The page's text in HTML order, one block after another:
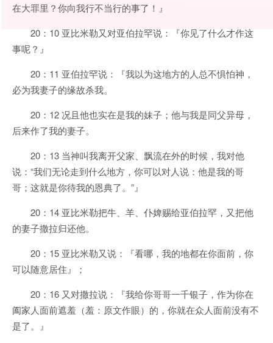
在大罪里？你向我行不当行的事了！』
20：10 亚比米勒又对亚伯拉罕说：『你见了什么才作这
事呢？』
20：11 亚伯拉罕说：『我以为这地方的人总不惧怕神，
必为我妻子的缘故杀我。
20：12 况且他也实在是我的妹子；他与我是同父异母，
后来作了我的妻子。
20：13 当神叫我离开父家、飘流在外的时候，我对他
说：“我们无论走到什么地方，你可以对人说：他是我的哥
哥；这就是你待我的恩典了。”』
20：14 亚比米勒把牛、羊、仆婢赐给亚伯拉罕，又把他
的妻子撒拉归还他。
20：15 亚比米勒又说：『看哪，我的地都在你面前，你
可以随意居住』；
20：16 又对撒拉说：『我给你哥哥一千银子，作为你在
阖家人面前遮羞（羞：原文作眼）的，你就在众人面前没有不
是了。』